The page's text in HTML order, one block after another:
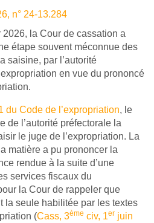
n° 24-13.284
la Cour de cassation a
étape souvent méconnue des
saisine, par l’autorité
en vue du prononcé
du Code de l’expropriation, le
de l’autorité préfectorale la
le juge de l’expropriation. La
matière a pu prononcer la
rendue à la suite d’une
services fiscaux du
la Cour de rappeler que
la seule habilitée par les textes
(Cass, 3ème civ, 1er juin